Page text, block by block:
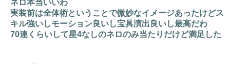
ネロ本当いいわ
実装前は全体術ということで微妙なイメージあったけどス
キル強いしモーション良いし宝具演出良いし最高だわ
70連くらいして星4なしのネロのみ当たりだけど満足した